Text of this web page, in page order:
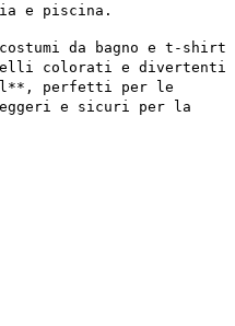
e piscina.
da bagno e t-shirt
colorati e divertenti
perfetti per le
e sicuri per la